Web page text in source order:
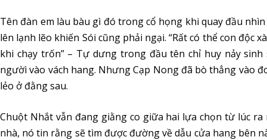
Tên đàn em làu bàu gì đó trong cổ họng khi quay đầu
lên lạnh lẽo khiến Sói cũng phải ngại. “Rất có thể con độc
khi chạy trốn” – Tự dưng trong đầu tên chỉ huy nảy
ngườì vào vách hang. Nhưng Cạp Nong đã bò thẳng vào
lẻo ở đằng sau.
Chuột Nhắt vẫn đang giằng co giữa hai lựa chọn từ lúc
nhà, nó tin rằng sẽ tìm được đường về dẫu cửa hang bên